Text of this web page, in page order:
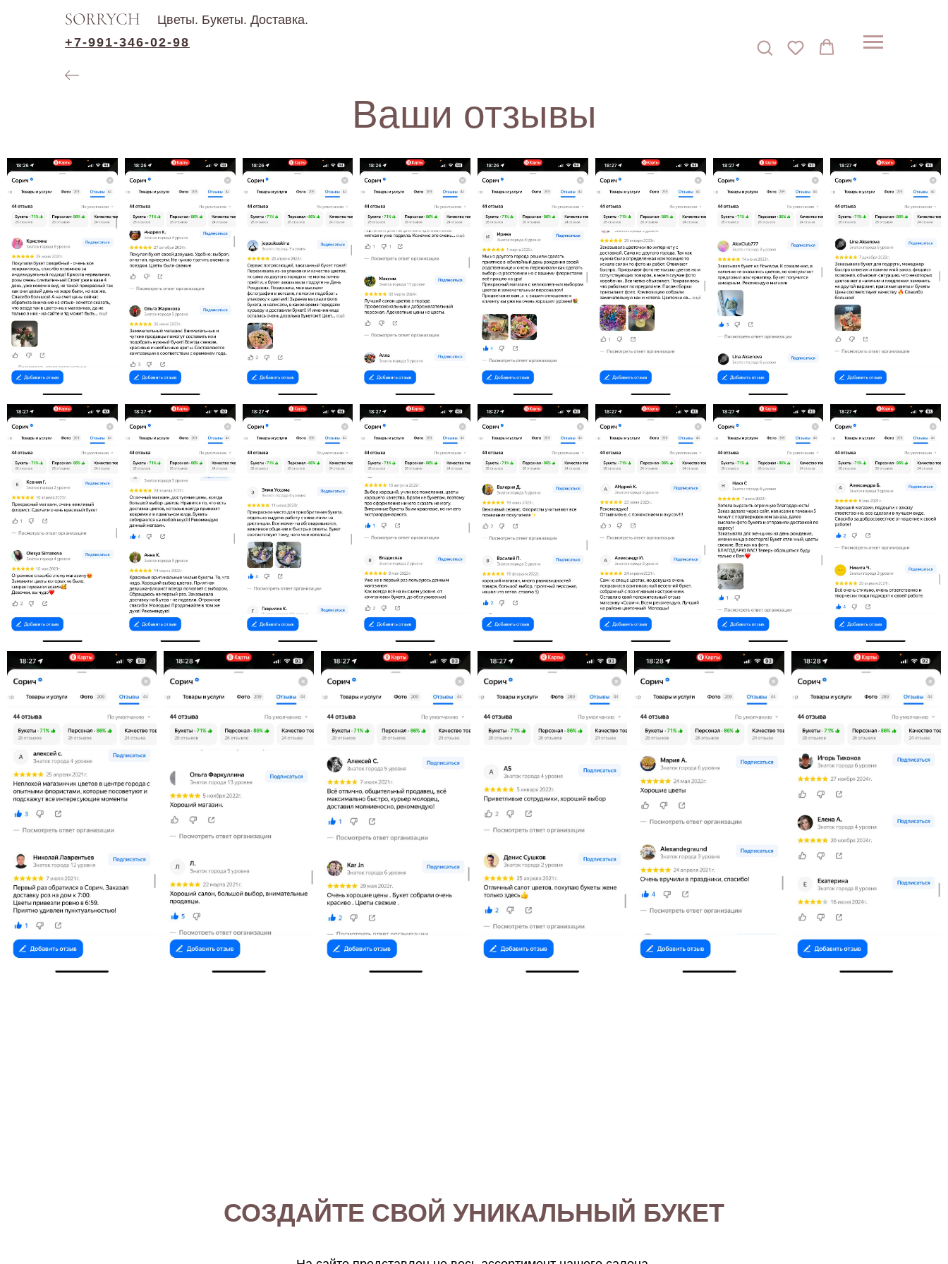
Цветы. Букеты. Доставка.
+7-991-346-02-98
Ваши отзывы
СОЗДАЙТЕ СВОЙ УНИКАЛЬНЫЙ БУКЕТ